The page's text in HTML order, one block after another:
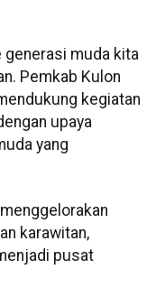
generasi muda kita
Pemkab Kulon
kegiatan
upaya
yang
karawitan,
pusat